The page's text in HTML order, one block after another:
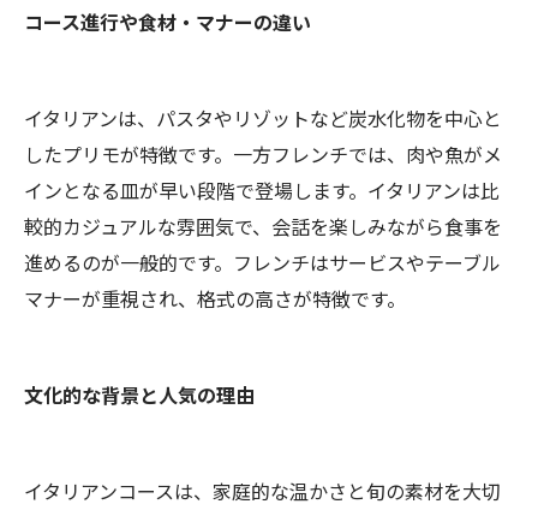
コース進行や食材・マナーの違い
イタリアンは、パスタやリゾットなど炭水化物を中心と
したプリモが特徴です。一方フレンチでは、肉や魚がメ
インとなる皿が早い段階で登場します。イタリアンは比
較的カジュアルな雰囲気で、会話を楽しみながら食事を
進めるのが一般的です。フレンチはサービスやテーブル
マナーが重視され、格式の高さが特徴です。
文化的な背景と人気の理由
イタリアンコースは、家庭的な温かさと旬の素材を大切